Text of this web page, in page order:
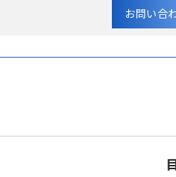
お問い合